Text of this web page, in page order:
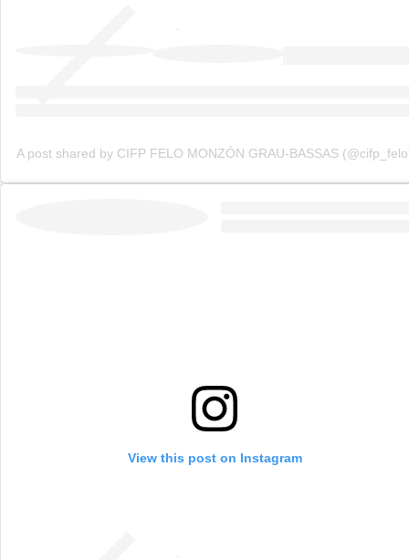
A post shared by CIFP FELO MONZÓN GRAU-BASSAS
View this post on Instagram